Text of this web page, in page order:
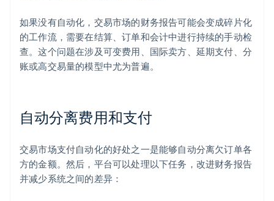
如果没有自动化，交易市场的财务报告可能会变成碎片化
的工作流，需要在结算、订单和会计中进行持续的手动检
查。这个问题在涉及可变费用、国际卖方、延期支付、分
账或高交易量的模型中尤为普遍。
自动分离费用和支付
交易市场支付自动化的好处之一是能够自动分离欠订单各
方的金额。然后，平台可以处理以下任务，改进财务报告
并减少系统之间的差异：